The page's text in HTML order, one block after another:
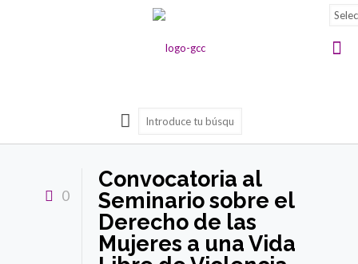
0
Convocatoria al
Seminario sobre el
Derecho de las
Mujeres a una Vida